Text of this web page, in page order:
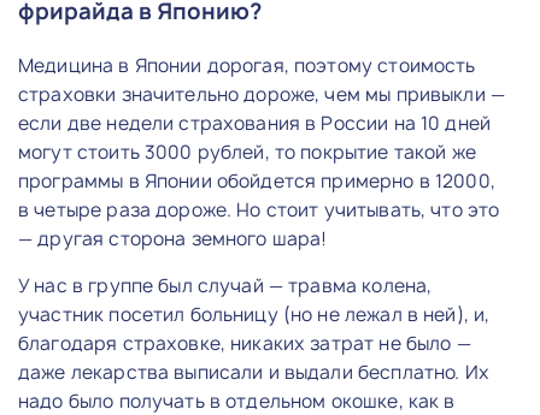
фрирайда в Японию?
Медицина в Японии дорогая, поэтому стоимость
страховки значительно дороже, чем мы привыкли —
если две недели страхования в России на 10 дней
могут стоить 3000 рублей, то покрытие такой же
программы в Японии обойдется примерно в 12000,
в четыре раза дороже. Но стоит учитывать, что это
— другая сторона земного шара!
У нас в группе был случай — травма колена,
участник посетил больницу (но не лежал в ней), и,
благодаря страховке, никаких затрат не было —
даже лекарства выписали и выдали бесплатно. Их
надо было получать в отдельном окошке, как в